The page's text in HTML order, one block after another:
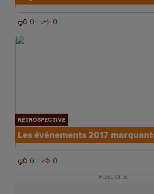
0 0
RÉTROSPECTIVE
Les événements 2017
0 0
PUBLICITÉ